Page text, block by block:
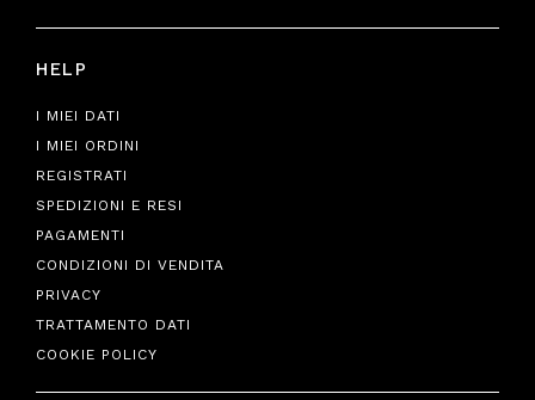
HELP
I MIEI DATI
I MIEI ORDINI
REGISTRATI
SPEDIZIONI E RESI
PAGAMENTI
CONDIZIONI DI VENDITA
PRIVACY
TRATTAMENTO DATI
COOKIE POLICY